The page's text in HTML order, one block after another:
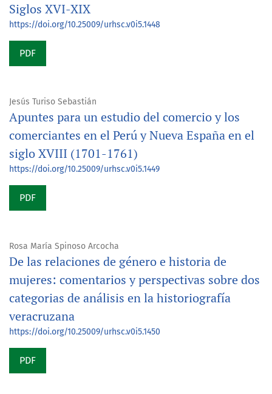
Siglos XVI-XIX
https://doi.org/10.25009/urhsc.v0i5.1448
PDF
Jesús Turiso Sebastián
Apuntes para un estudio del comercio y los
comerciantes en el Perú y Nueva España en el
siglo XVIII (1701-1761)
https://doi.org/10.25009/urhsc.v0i5.1449
PDF
Rosa María Spinoso Arcocha
De las relaciones de género e historia de
mujeres: comentarios y perspectivas sobre dos
categorias de análisis en la historiografía
veracruzana
https://doi.org/10.25009/urhsc.v0i5.1450
PDF